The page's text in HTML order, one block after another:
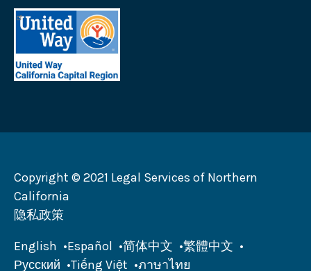
徽
法
律
加
州
标
加
首
府
地
区
劝
徽
标
Copyright © 2021 Legal Services of Northern
California
隐私政策
English Español 简体中文
繁體中文
Русский
Tiếng Việt ภาษาไทย